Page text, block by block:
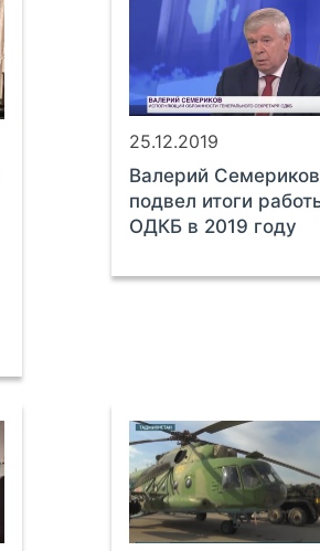
25.12.2019
Валерий Семериков
подвел итоги
ОДКБ в 2019 году